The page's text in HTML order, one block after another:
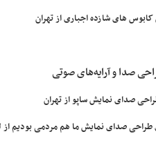
های شازده اجباری از تهران
صدا و آرایه‌های صوتی
صدای نمایش ساپو از تهران
طراحی صدای نمایش ما هم مردمی بودیم از